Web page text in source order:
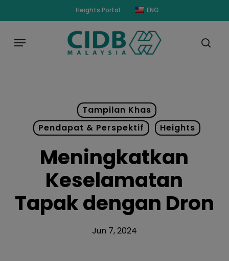
content
Heights Portal ENG
Menu
Tampilan Khas
Pendapat & Perspektif
Heights
Meningkatkan
Keselamatan
Tapak dengan Dron
Jun 7, 2024
modal-check